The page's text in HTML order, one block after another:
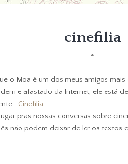
cinefilia
*
o Moa é um dos meus amigos
e afastado da Internet, ele está
: Cinefilia.
pras nossas conversas sobre
não podem deixar de ler os textos